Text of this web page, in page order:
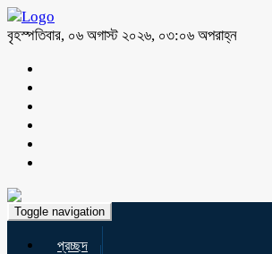
বৃহস্পতিবার, ০৬ অগাস্ট ২০২৬, ০৩:০৬ অপরাহ্ন
Toggle navigation
প্রচ্ছদ